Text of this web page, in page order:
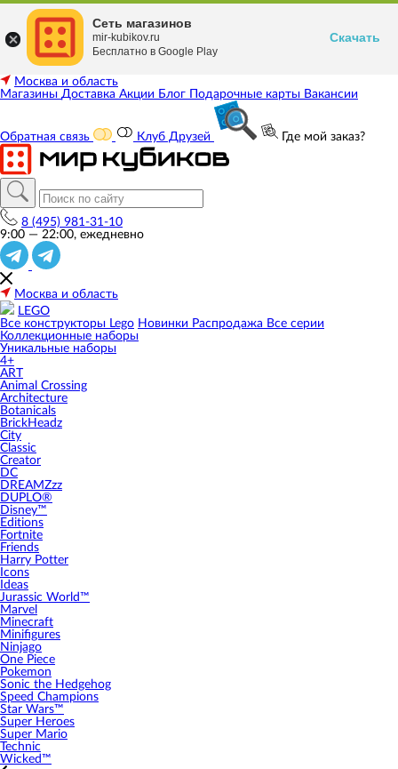
Москва и область
Магазины Доставка Акции Блог Подарочные карты Вакансии
Обратная связь Клуб Друзей Где мой заказ?
8 (495) 981-31-10
9:00 — 22:00, ежедневно
Москва и область
LEGO
Все конструкторы Lego Новинки Распродажа Все серии
Коллекционные наборы
Уникальные наборы
4+
ART
Animal Crossing
Architecture
Botanicals
BrickHeadz
City
Classic
Creator
DC
DREAMZzz
DUPLO®
Disney™
Editions
Fortnite
Friends
Harry Potter
Icons
Ideas
Jurassic World™
Marvel
Minecraft
Minifigures
Ninjago
One Piece
Pokemon
Sonic the Hedgehog
Speed Champions
Star Wars™
Super Heroes
Super Mario
Technic
Wicked™
Сеть магазинов
mir-kubikov.ru
Бесплатно в Google Play
Скачать